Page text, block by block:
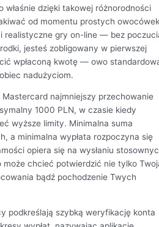
właśnie dzięki takowej różnorodności
od momentu prostych owocówek
realistyczne gry on-line — bez
jesteś zobligowany w pierwszej
wpłaconą kwotę — owo
nadużyciom.
Mastercard najmniejszy przechowanie
1000 PLN, w czasie kiedy
wyższe limity. Minimalna suma
a minimalna wypłata rozpoczyna się
opiera się na wysłaniu
może chcieć potwierdzić nie tylko
bądź pochodzenie Twych
podkreślają szybką weryfikację konta